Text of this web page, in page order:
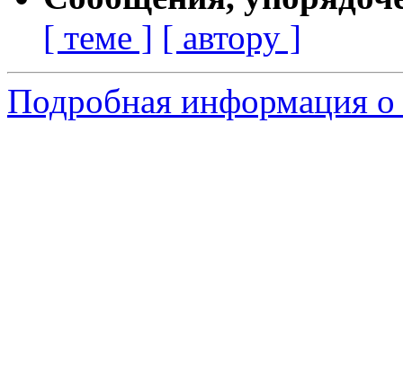
[ теме ] [ автору ]
Подробная информация о